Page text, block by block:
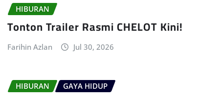
HIBURAN
Tonton Trailer Rasmi CHELOT Kini!
Farihin Azlan Jul 30, 2026
HIBURAN GAYA HIDUP